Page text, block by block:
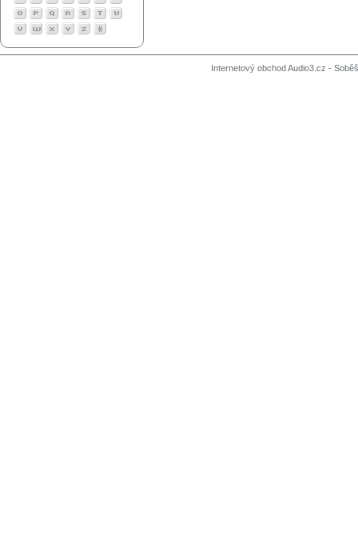
Internetový obchod Audio3.cz -